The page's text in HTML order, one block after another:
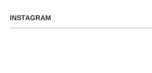
INSTAGRAM